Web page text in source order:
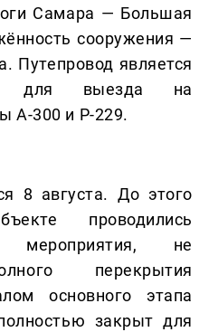
Самара — Большая
сооружения —
Путепровод является
для выезда на
А-300 и Р-229.
8 августа. До этого
проводились
мероприятия, не
перекрытия
основного этапа
закрыт для